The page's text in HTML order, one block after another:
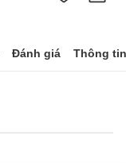
Đánh giá Thông